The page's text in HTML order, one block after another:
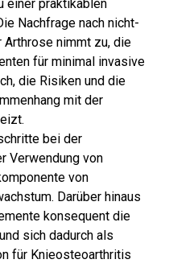
einer praktikablen
Nachfrage nach nicht-
Arthrose nimmt zu, die
für minimal invasive
die Risiken und die
mit der
bei der
Verwendung von
von
Darüber hinaus
konsequent die
sich dadurch als
für Knieosteoarthritis